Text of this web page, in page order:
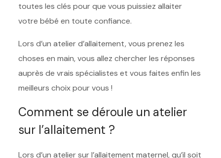
toutes les clés pour que vous puissiez allaiter
votre bébé en toute confiance.
Lors d’un atelier d’allaitement, vous prenez les
choses en main, vous allez chercher les réponses
auprès de vrais spécialistes et vous faites enfin les
meilleurs choix pour vous !
Comment se déroule un atelier
sur l’allaitement ?
Lors d’un atelier sur l’allaitement maternel, qu’il soit